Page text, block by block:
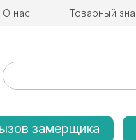
О нас Товарный
замерщика